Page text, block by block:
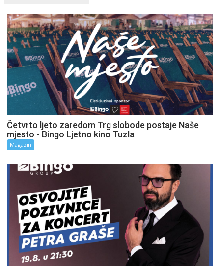
Četvrto ljeto zaredom Trg slobode postaje Naše
mjesto - Bingo Ljetno kino Tuzla
Magazin